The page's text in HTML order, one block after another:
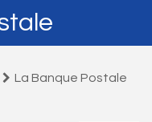
La Banque Postale